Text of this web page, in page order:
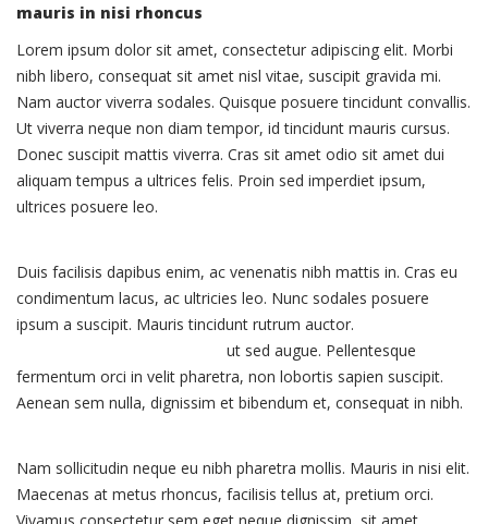
mauris in nisi rhoncus
Lorem ipsum dolor sit amet, consectetur adipiscing elit. Morbi
nibh libero, consequat sit amet nisl vitae, suscipit gravida mi.
Nam auctor viverra sodales. Quisque posuere tincidunt convallis.
Ut viverra neque non diam tempor, id tincidunt mauris cursus.
Donec suscipit mattis viverra. Cras sit amet odio sit amet dui
aliquam tempus a ultrices felis. Proin sed imperdiet ipsum,
ultrices posuere leo.
Duis facilisis dapibus enim, ac venenatis nibh mattis in. Cras eu
condimentum lacus, ac ultricies leo. Nunc sodales posuere
ipsum a suscipit. Mauris tincidunt rutrum auctor.
ut sed augue. Pellentesque
fermentum orci in velit pharetra, non lobortis sapien suscipit.
Aenean sem nulla, dignissim et bibendum et, consequat in nibh.
Nam sollicitudin neque eu nibh pharetra mollis. Mauris in nisi elit.
Maecenas at metus rhoncus, facilisis tellus at, pretium orci.